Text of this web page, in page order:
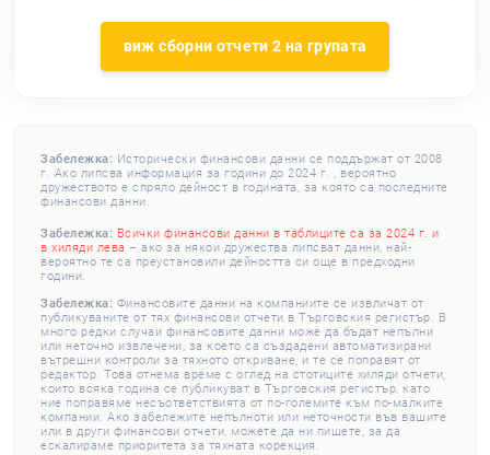
виж сборни отчети 2 на групата
Забележка: Исторически финансови данни се поддържат от 2008
г. Ако липсва информация за години до 2024 г. , вероятно
дружеството е спряло дейност в годината, за която са последните
финансови данни.
Забележка: Всички финансови данни в таблиците са за 2024 г. и
в хиляди лева – ако за някои дружества липсват данни, най-
вероятно те са преустановили дейността си още в предходни
години.
Забележка: Финансовите данни на компаниите се извличат от
публикуваните от тях финансови отчети в Търговския регистър. В
много редки случаи финансовите данни може да бъдат непълни
или неточно извлечени, за което са създадени автоматизирани
вътрешни контроли за тяхното откриване, и те се поправят от
редактор. Това отнема време с оглед на стотиците хиляди отчети,
които всяка година се публикуват в Търговския регистър, като
ние поправяме несъответствията от по-големите към по-малките
компании. Ако забележите непълноти или неточности във вашите
или в други финансови отчети, можете да ни пишете, за да
ескалираме приоритета за тяхната корекция.